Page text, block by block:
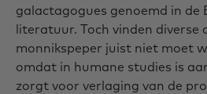
galactagogues genoemd in de
literatuur. Toch vinden diverse
monnikspeper juist niet moet
omdat in humane studies is
zorgt voor verlaging van de